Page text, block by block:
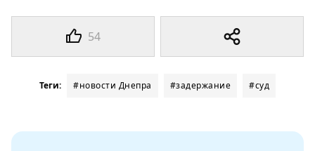
54
Теги: #новости Днепра #задержание #суд